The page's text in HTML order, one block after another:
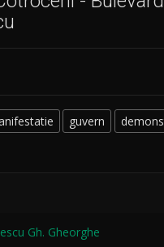
guvern
Gh. Gheorghe